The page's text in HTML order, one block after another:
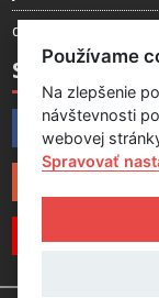
december 2025
SLEDUJTE
Facebook
Používame
Na zlepšenie
návštevnosti
webovej
Spravovať